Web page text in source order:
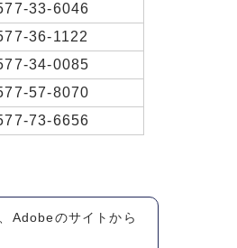
33-6046
36-1122
34-0085
57-8070
73-6656
Adobeのサイトから